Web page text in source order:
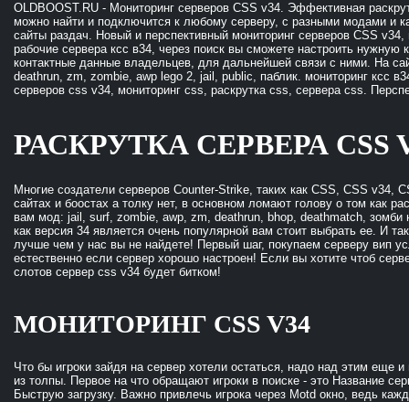
OLDBOOST.RU - Мониторинг серверов CSS v34. Эффективная
можно найти и подключится к любому серверу, с разными модами и
сайты раздач. Новый и перспективный мониторинг серверов CSS
рабочие сервера ксс в34, через поиск вы сможете настроить нужную
контактные данные владельцев, для дальнейшей связи с ними. На
deathrun, zm, zombie, awp lego 2, jail, public, паблик. мониторинг ксс
серверов css v34, мониторинг css, раскрутка css, сервера css.
РАСКРУТКА СЕРВЕРА CSS
Многие создатели серверов Counter-Strike, таких как CSS, CSS v34,
сайтах и боостах а толку нет, в основном ломают голову о том как
вам мод: jail, surf, zombie, awp, zm, deathrun, bhop, deathmatch, зомби
как версия 34 является очень популярной вам стоит выбрать ее. И
лучше чем у нас вы не найдете! Первый шаг, покупаем серверу вип
естественно если сервер хорошо настроен! Если вы хотите чтоб
слотов сервер css v34 будет битком!
МОНИТОРИНГ CSS V34
Что бы игроки зайдя на сервер хотели остаться, надо над этим еще
из толпы. Первое на что обращают игроки в поиске - это Название
Быструю загрузку. Важно привлечь игрока через Motd окно, ведь